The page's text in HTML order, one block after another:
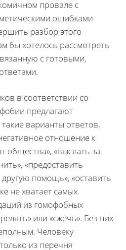
провале с
ошибками
разбор этого
бы хотелось рассмотреть
с готовыми,
в соответствии со
предлагают
варианты ответов,
отношение к
общества», «выслать за
«предоставить
помощь», «оставить
не хватает самых
из гомофобных
или «сжечь». Без них
Человеку
из перечня